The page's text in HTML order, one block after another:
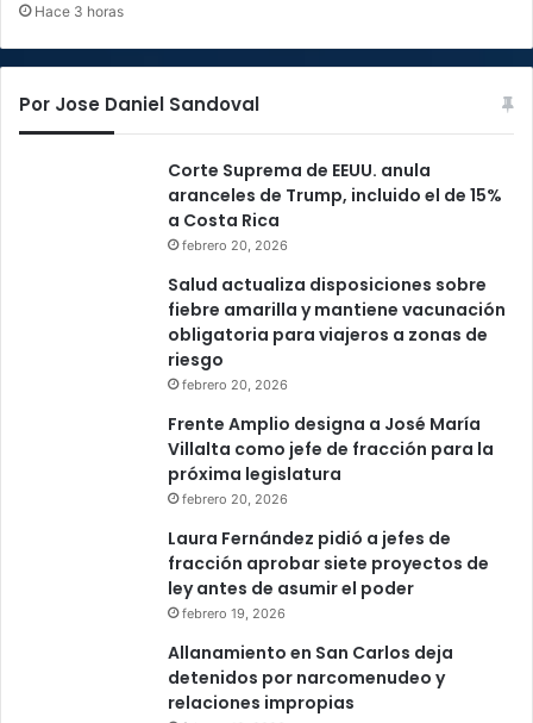
Hace 3 horas
Por Jose Daniel Sandoval
Corte Suprema de EEUU. anula
aranceles de Trump, incluido el de 15%
a Costa Rica
febrero 20, 2026
Salud actualiza disposiciones sobre
fiebre amarilla y mantiene vacunación
obligatoria para viajeros a zonas de
riesgo
febrero 20, 2026
Frente Amplio designa a José María
Villalta como jefe de fracción para la
próxima legislatura
febrero 20, 2026
Laura Fernández pidió a jefes de
fracción aprobar siete proyectos de
ley antes de asumir el poder
febrero 19, 2026
Allanamiento en San Carlos deja
detenidos por narcomenudeo y
relaciones impropias